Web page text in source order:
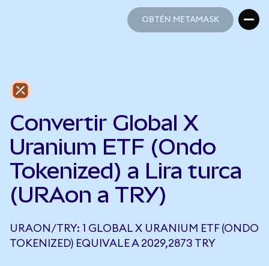
OBTÉN METAMASK
Convertir Global X
Uranium ETF (Ondo
Tokenized) a Lira turca
(URAon a TRY)
URAON/TRY: 1 GLOBAL X URANIUM ETF (ONDO
TOKENIZED) EQUIVALE A 2029,2873 TRY